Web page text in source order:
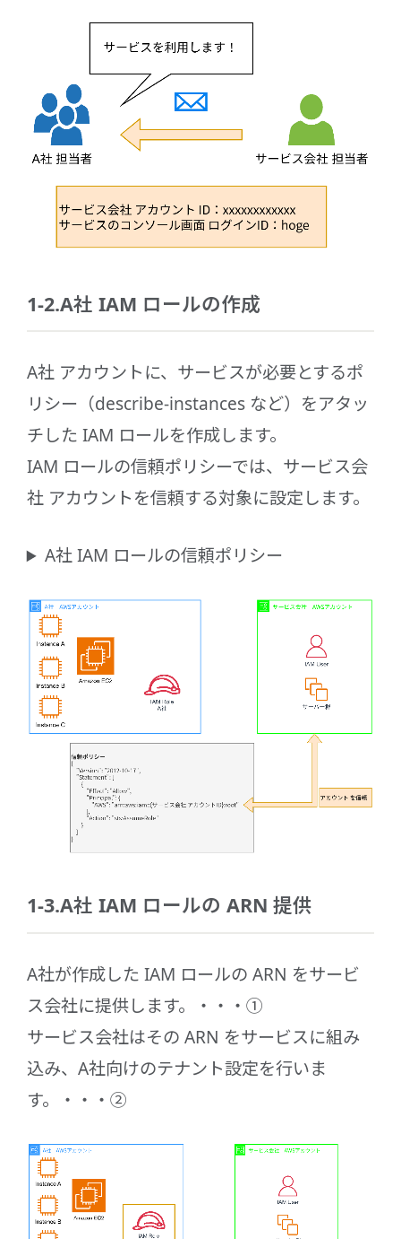
1-2.A社 IAM ロールの作成
A社 アカウントに、サービスが必要とするポ
リシー（describe-instances など）をアタッ
チした IAM ロールを作成します。
IAM ロールの信頼ポリシーでは、サービス会
社 アカウントを信頼する対象に設定します。
A社 IAM ロールの信頼ポリシー
1-3.A社 IAM ロールの ARN 提供
A社が作成した IAM ロールの ARN をサービ
ス会社に提供します。・・・①
サービス会社はその ARN をサービスに組み
込み、A社向けのテナント設定を行いま
す。・・・②